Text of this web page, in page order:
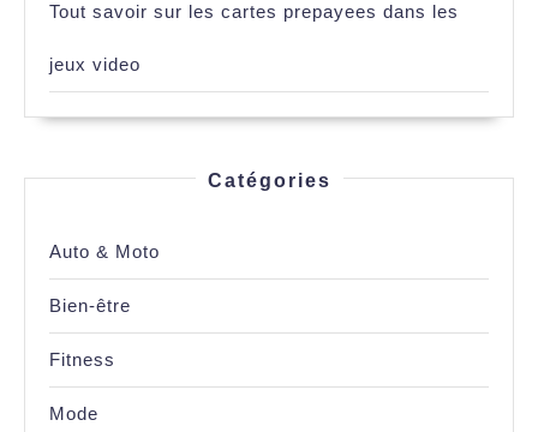
Tout savoir sur les cartes prepayees dans les
jeux video
Catégories
Auto & Moto
Bien-être
Fitness
Mode